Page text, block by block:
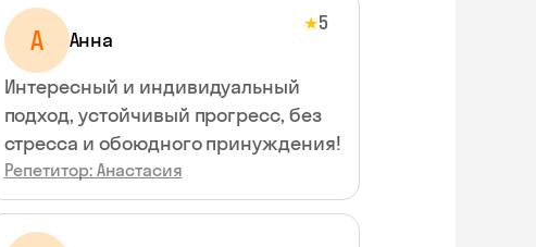
А Анна
★5
Интересный и индивидуальный
подход, устойчивый прогресс, без
стресса и обоюдного принуждения!
Репетитор: Анастасия